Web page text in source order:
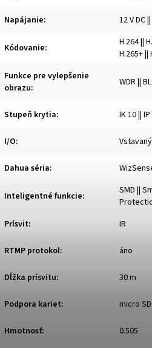
Napájanie: 12 V DC
Kódovanie:
H.264 ||
H.265+ ||
Funkce pre vylepšenie
obrazu: WDR ||
Stupeň krytia: IK 10 ||
I/O:
Dahua séria:
Inteligentné funkcie:
SMD ||
Prísvit: IR
RTMP protokol: áno
Dĺžka prísvitu: 30 m
Podpora kariet: micro SD
Hmotnosť: 0.505